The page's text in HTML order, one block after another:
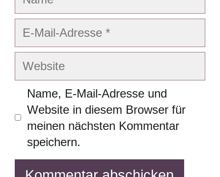
E-
Adresse
Website
Name, E-Mail-Adresse und
Website in diesem Browser für
meinen nächsten Kommentar
speichern.